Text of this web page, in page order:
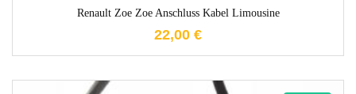
Renault Zoe Zoe Anschluss Kabel Limousine
22,00 €